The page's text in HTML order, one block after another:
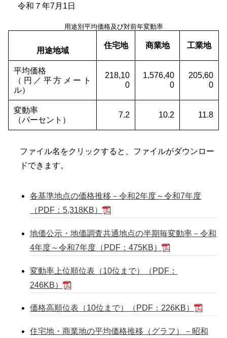
令和７年7月1日
用途別平均価格及び対前年変動率
用途地域
住宅地 商業地 工業地
平均価格
（円／平方メート
ル）
218,10
0
1,576,40
0
205,60
0
変動率
（パーセント）
7.2 10.2 11.8
ファイル名をクリックすると、ファイルがダウンロー
ドできます。
各基準地点の価格推移－令和2年度～令和7年度
（PDF：5,318KB）
地価公示・地価調査共通地点の半期毎変動率－令和
4年度～令和7年度（PDF：475KB）
変動率上位順位表（10位まで）（PDF：
246KB）
価格高順位表（10位まで）（PDF：226KB）
住宅地・商業地の平均価格推移（グラフ）－昭和